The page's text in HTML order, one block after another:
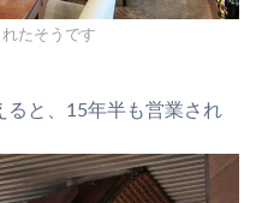
たそうです
ると、15年半も営業され